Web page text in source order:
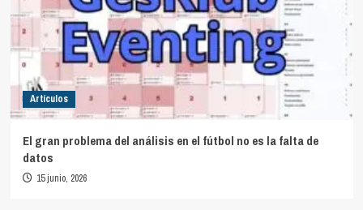
Artículos
El gran problema del análisis en el fútbol no es la falta de
datos
15 junio, 2026